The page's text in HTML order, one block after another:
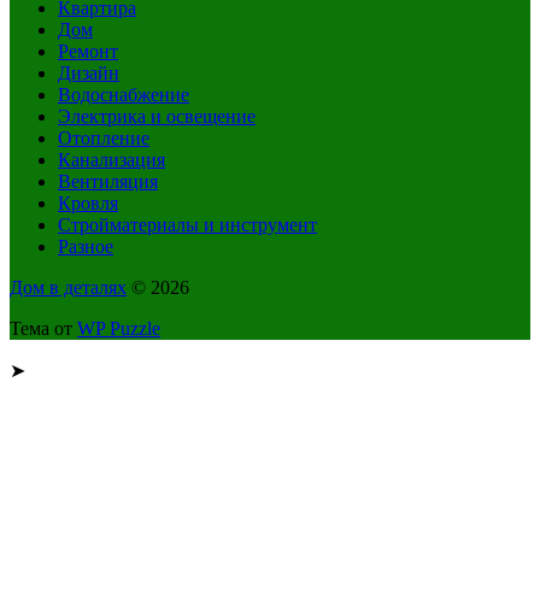
Квартира
Дом
Ремонт
Дизайн
Водоснабжение
Электрика и освещение
Отопление
Канализация
Вентиляция
Кровля
Стройматериалы и инструмент
Разное
Дом в деталях © 2026
Тема от WP Puzzle
➤